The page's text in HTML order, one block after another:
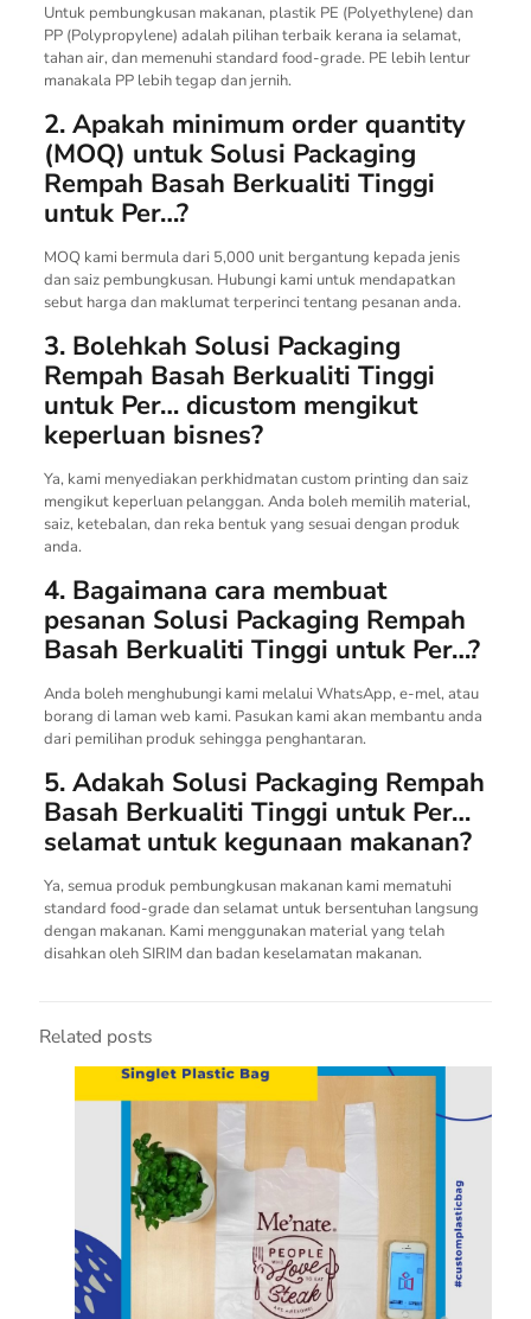
Untuk pembungkusan makanan, plastik PE (Polyethylene) dan
PP (Polypropylene) adalah pilihan terbaik kerana ia selamat,
tahan air, dan memenuhi standard food-grade. PE lebih lentur
manakala PP lebih tegap dan jernih.
2. Apakah minimum order quantity
(MOQ) untuk Solusi Packaging
Rempah Basah Berkualiti Tinggi
untuk Per…?
MOQ kami bermula dari 5,000 unit bergantung kepada jenis
dan saiz pembungkusan. Hubungi kami untuk mendapatkan
sebut harga dan maklumat terperinci tentang pesanan anda.
3. Bolehkah Solusi Packaging
Rempah Basah Berkualiti Tinggi
untuk Per… dicustom mengikut
keperluan bisnes?
Ya, kami menyediakan perkhidmatan custom printing dan saiz
mengikut keperluan pelanggan. Anda boleh memilih material,
saiz, ketebalan, dan reka bentuk yang sesuai dengan produk
anda.
4. Bagaimana cara membuat
pesanan Solusi Packaging Rempah
Basah Berkualiti Tinggi untuk Per…?
Anda boleh menghubungi kami melalui WhatsApp, e-mel, atau
borang di laman web kami. Pasukan kami akan membantu anda
dari pemilihan produk sehingga penghantaran.
5. Adakah Solusi Packaging Rempah
Basah Berkualiti Tinggi untuk Per…
selamat untuk kegunaan makanan?
Ya, semua produk pembungkusan makanan kami mematuhi
standard food-grade dan selamat untuk bersentuhan langsung
dengan makanan. Kami menggunakan material yang telah
disahkan oleh SIRIM dan badan keselamatan makanan.
Related posts